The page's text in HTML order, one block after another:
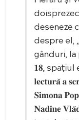
deseneze
despre el,
gânduri, la
𝟏𝟖, spațiul
𝐥𝐞𝐜𝐭𝐮𝐫𝐚̆ 𝐚
𝐒𝐢𝐦𝐨𝐧𝐚
𝐍𝐚𝐝𝐢𝐧𝐞